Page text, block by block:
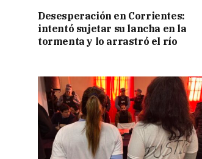
Desesperación en Corrientes:
intentó sujetar su lancha en la
tormenta y lo arrastró el río